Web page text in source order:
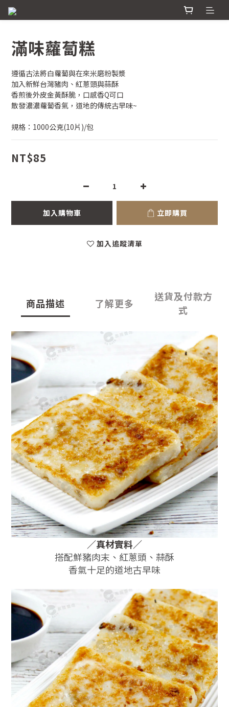
滿味蘿蔔糕
遵循古法將白蘿蔔與在來米磨粉製漿
加入新鮮台灣豬肉、紅蔥頭與蒜酥
香煎後外皮金黃酥脆，口感香Q可口
散發濃濃蘿蔔香氣，道地的傳統古早味~
規格：1000公克(10片)/包
NT$85
加入購物車 立即購買
加入追蹤清單
商品描述 了解更多
送貨及付款方
式
／真材實料／
搭配鮮豬肉末、紅蔥頭、蒜酥
香氣十足的道地古早味